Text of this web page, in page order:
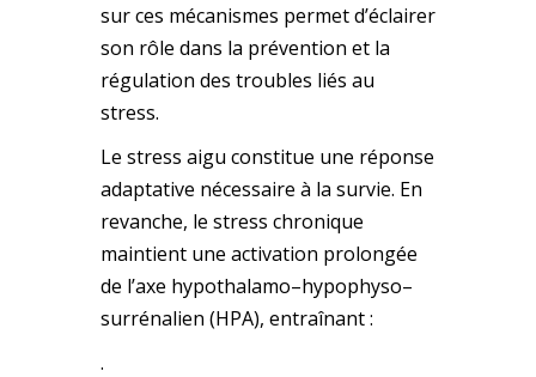
sur ces mécanismes permet d’éclairer
son rôle dans la prévention et la
régulation des troubles liés au
stress.
Le stress aigu constitue une réponse
adaptative nécessaire à la survie. En
revanche, le stress chronique
maintient une activation prolongée
de l’axe hypothalamo–hypophyso–
surrénalien (HPA), entraînant :
.